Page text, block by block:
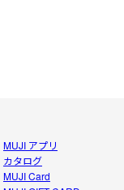
MUJI アプリ
カタログ
MUJI Card